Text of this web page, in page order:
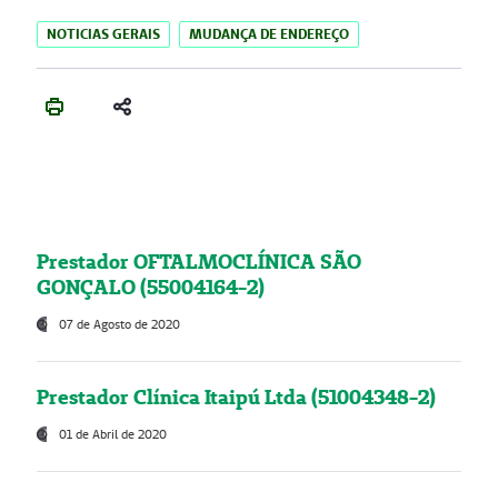
NOTICIAS GERAIS MUDANÇA DE ENDEREÇO
Prestador OFTALMOCLÍNICA SÃO
GONÇALO (55004164-2)
07 de Agosto de 2020
Prestador Clínica Itaipú Ltda (51004348-2)
01 de Abril de 2020